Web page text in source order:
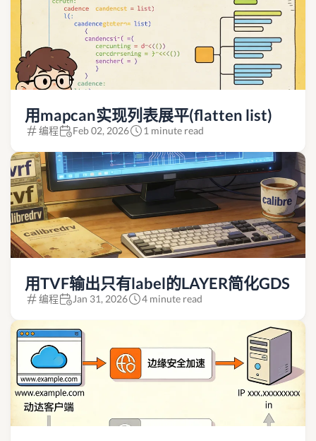
用mapcan实现列表展平(flatten list)
编程 Feb 02, 2026 1 minute read
用TVF输出只有label的LAYER简化GDS
编程 Jan 31, 2026 4 minute read